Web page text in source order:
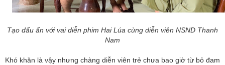
Tạo dấu ấn với vai diễn phim Hai Lúa cùng diễn viên NSND Thanh
Nam
Khó khăn là vậy nhưng chàng diễn viên trẻ chưa bao giờ từ bỏ đam